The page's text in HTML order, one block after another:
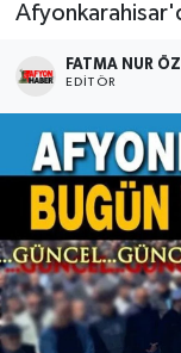
FATMA NUR
EDITÖR
Ekonomi
Magazin
Etkinlikler